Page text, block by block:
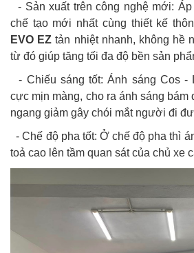
- Sản xuất trên công nghệ mới:
chế tạo mới nhất cùng thiết kế
EVO EZ tản nhiệt nhanh, không hề
từ đó giúp tăng tối đa độ bền sản
- Chiếu sáng tốt: Ánh sáng Cos -
cực mịn màng, cho ra ánh sáng
ngang giảm gây chói mắt người đi
- Chế độ pha tốt: Ở chế độ pha thì
toả cao lên tầm quan sát của chủ xe